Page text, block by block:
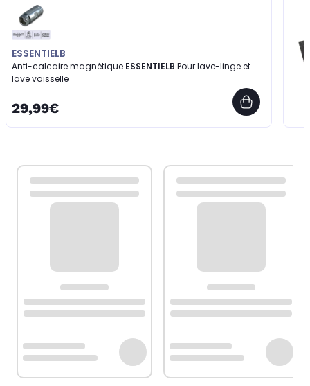
ESSENTIELB
Anti-calcaire magnétique ESSENTIELB
lave vaisselle
29,99€